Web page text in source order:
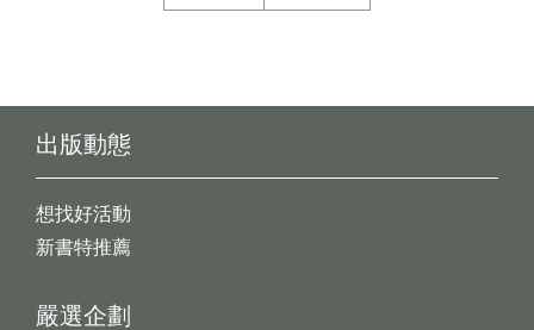
出版動態
想找好活動
新書特推薦
嚴選企劃